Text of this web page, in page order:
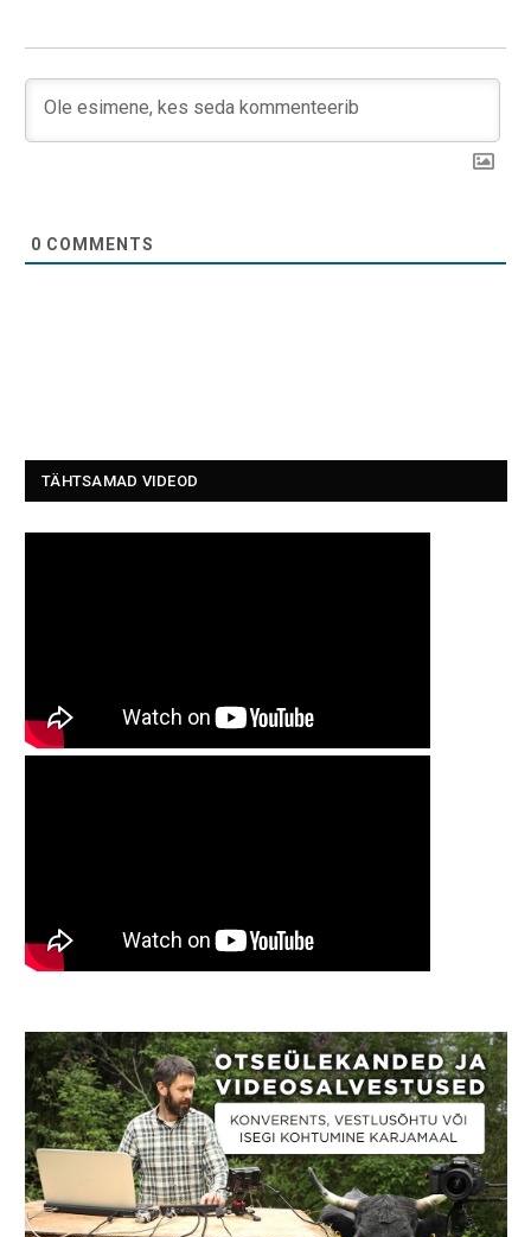
0 COMMENTS
TÄHTSAMAD VIDEOD